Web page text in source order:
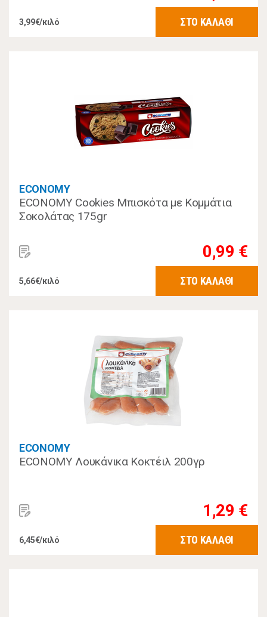
3,99€/κιλό ΣΤΟ ΚΑΛΑΘΙ
ECONOMY
ECONOMY Cookies Μπισκότα με Κομμάτια
Σοκολάτας 175gr
0,99 €
5,66€/κιλό ΣΤΟ ΚΑΛΑΘΙ
ECONOMY
ECONOMY Λουκάνικα Κοκτέιλ 200γρ
1,29 €
6,45€/κιλό ΣΤΟ ΚΑΛΑΘΙ